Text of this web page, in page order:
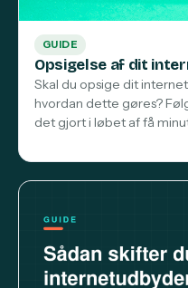
GUIDE
Opsigelse af dit
Skal du opsige dit
hvordan dette gøres?
det gjort i løbet af få